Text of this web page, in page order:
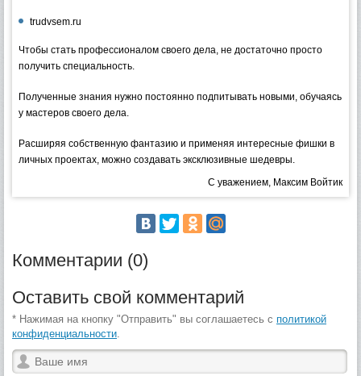
trudvsem.ru
Чтобы стать профессионалом своего дела, не достаточно просто
получить специальность.
Полученные знания нужно постоянно подпитывать новыми, обучаясь
у мастеров своего дела.
Расширяя собственную фантазию и применяя интересные фишки в
личных проектах, можно создавать эксклюзивные шедевры.
С уважением, Максим Войтик
Комментарии (0)
Оставить свой комментарий
* Нажимая на кнопку "Отправить" вы соглашаетесь с политикой
конфиденциальности